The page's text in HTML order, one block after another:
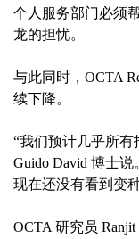
个人服务部门必须
龙的担忧。
与此同时，OCTA
续下降。
“我们预计几乎所有
Guido David 博士
现在还没有看到变
OCTA 研究员